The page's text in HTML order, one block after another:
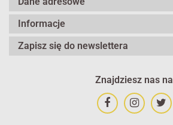
Informacje
Zapisz się do newslettera
Znajdziesz nas na